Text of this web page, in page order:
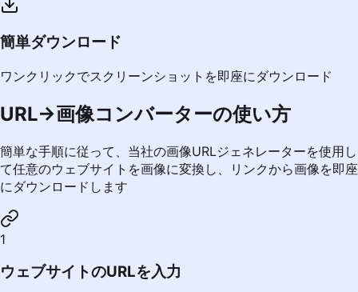
簡単ダウンロード
ワンクリックでスクリーンショットを即座にダウンロード
URL→画像コンバーターの使い方
簡単な手順に従って、当社の画像URLジェネレーターを使用し
て任意のウェブサイトを画像に変換し、リンクから画像を即座
にダウンロードします
1
ウェブサイトのURLを入力